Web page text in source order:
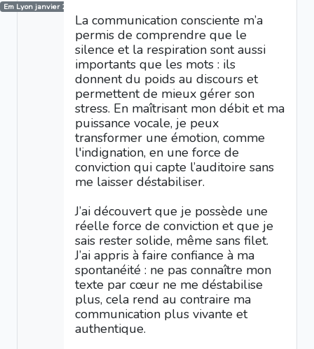
Em Lyon janvier 2026
La communication consciente m’a
permis de comprendre que le
silence et la respiration sont aussi
importants que les mots : ils
donnent du poids au discours et
permettent de mieux gérer son
stress. En maîtrisant mon débit et ma
puissance vocale, je peux
transformer une émotion, comme
l'indignation, en une force de
conviction qui capte l’auditoire sans
me laisser déstabiliser.
J’ai découvert que je possède une
réelle force de conviction et que je
sais rester solide, même sans filet.
J’ai appris à faire confiance à ma
spontanéité : ne pas connaître mon
texte par cœur ne me déstabilise
plus, cela rend au contraire ma
communication plus vivante et
authentique.